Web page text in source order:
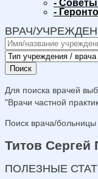
- Советы
-
ВРАЧ/
Поиск
Для поиска врачей
"Врачи частной
Поиск врача/больницы
Титов Сергей
ПОЛЕЗНЫЕ